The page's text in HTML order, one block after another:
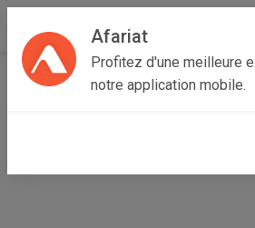
Afariat
Profitez d'une meilleure
notre application mobile.
Accueil Annonceur Abdelwaheb